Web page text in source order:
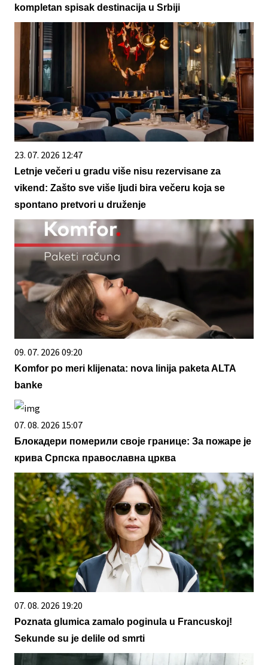
kompletan spisak destinacija u Srbiji
23. 07. 2026 12:47
Letnje večeri u gradu više nisu rezervisane za
vikend: Zašto sve više ljudi bira večeru koja se
spontano pretvori u druženje
09. 07. 2026 09:20
Komfor po meri klijenata: nova linija paketa ALTA
banke
07. 08. 2026 15:07
Блокадери померили своје границе: За пожаре је
крива Српска православна црква
07. 08. 2026 19:20
Poznata glumica zamalo poginula u Francuskoj!
Sekunde su je delile od smrti